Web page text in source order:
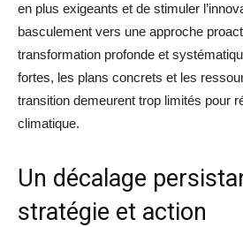
en plus exigeants et de stimuler
basculement vers une approche
transformation profonde et
fortes, les plans concrets et les
transition demeurent trop limités pour
climatique.
Un décalage
stratégie et action